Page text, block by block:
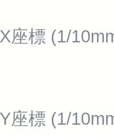
座標 (1/
座標 (1/